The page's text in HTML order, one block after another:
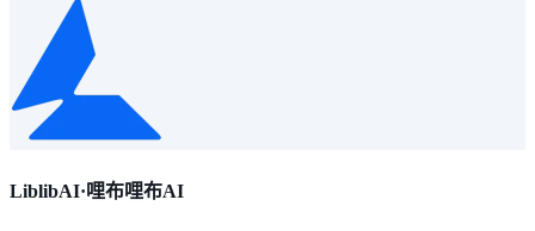
LiblibAI·哩布哩布AI